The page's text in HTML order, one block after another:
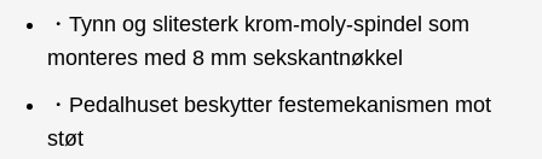
・Tynn og slitesterk krom-moly-spindel som
monteres med 8 mm sekskantnøkkel
・Pedalhuset beskytter festemekanismen mot
støt